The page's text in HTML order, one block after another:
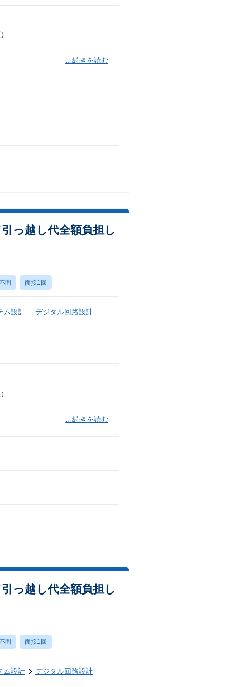
…続きを読む
っ越し代全額負担し
問 面接1回
ム設計 デジタル回路設計
…続きを読む
っ越し代全額負担し
問 面接1回
ム設計 デジタル回路設計